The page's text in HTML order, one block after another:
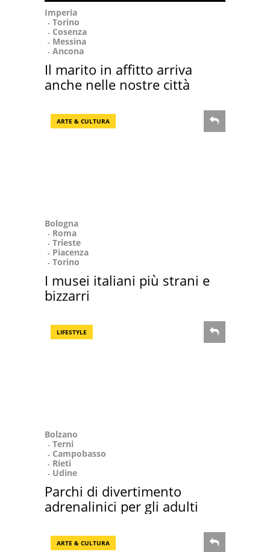
Imperia
Torino
Cosenza
Messina
Ancona
Il marito in affitto arriva
anche nelle nostre città
ARTE & CULTURA
Bologna
Roma
Trieste
Piacenza
Torino
I musei italiani più strani e
bizzarri
LIFESTYLE
Bolzano
Terni
Campobasso
Rieti
Udine
Parchi di divertimento
adrenalinici per gli adulti
ARTE & CULTURA